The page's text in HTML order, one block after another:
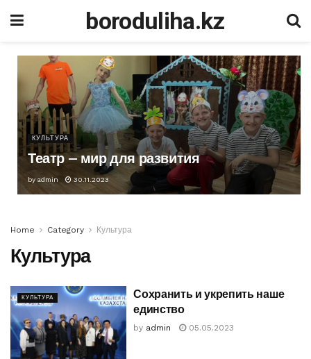
boroduliha.kz
КУЛЬТУРА
Театр – мир для развития
by admin 30.11.2023
Home Category Культура
Культура
КУЛЬТУРА
Сохранить и укрепить наше
единство
by admin 05.05.2023